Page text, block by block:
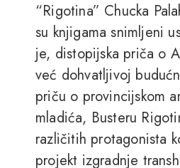
“Rigotina” Chucka
su knjigama snimljeni
je, distopijska priča o
već dohvatljivoj
priču o provincijskom
mladića, Busteru
različitih protagonista
projekt izgradnje